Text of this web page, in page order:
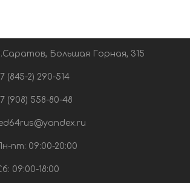
Большая Горная, 315
(845-2) 290-514
(908) 558-80-48
пт: 09:00-20:00
09:00-18:00